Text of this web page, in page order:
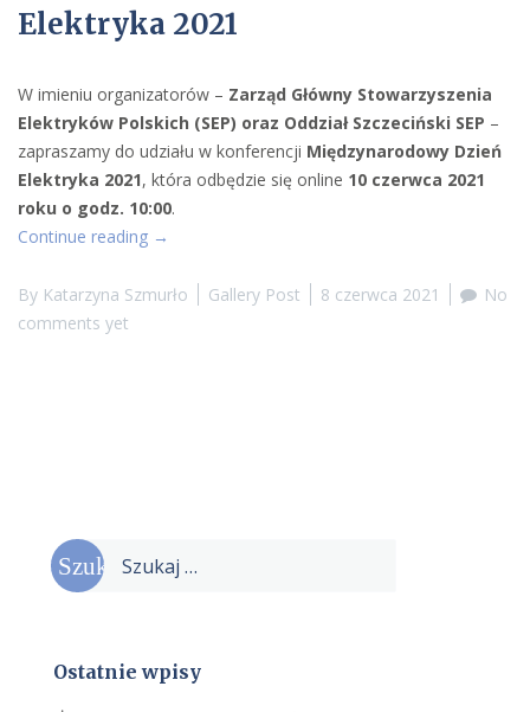
Elektryka 2021
W imieniu organizatorów – Zarząd Główny Stowarzyszenia
Elektryków Polskich (SEP) oraz Oddział Szczeciński SEP –
zapraszamy do udziału w konferencji Międzynarodowy Dzień
Elektryka 2021, która odbędzie się online 10 czerwca 2021
roku o godz. 10:00.
Continue reading “Międzynarodowy
Elektryka
→
By Katarzyna Szmurło Gallery Post 8 czerwca 2021
No
comments yet
Szukaj:
Ostatnie wpisy